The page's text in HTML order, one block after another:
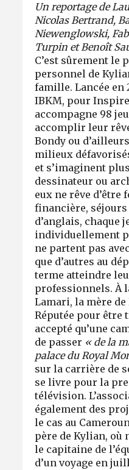
Un reportage de
Nicolas Bertrand,
Niewenglowski,
Turpin et Benoît
C’est sûrement le
personnel de
famille. Lancée en
IBKM, pour
accompagne 98
accomplir leur
Bondy ou
milieux
et s’imaginent
dessinateur ou
eux ne rêve d’être
financière, séjours
d’anglais, chaque
individuellement
ne partent pas
que d’autres au
terme atteindre
professionnels. À
Lamari, la mère
Réputée pour être
accepté qu’une
de passer « de la
palace du Royal
sur la carrière de
se livre pour la
télévision.
également des
le cas au
père de Kylian, où
le capitaine de
d’un voyage en